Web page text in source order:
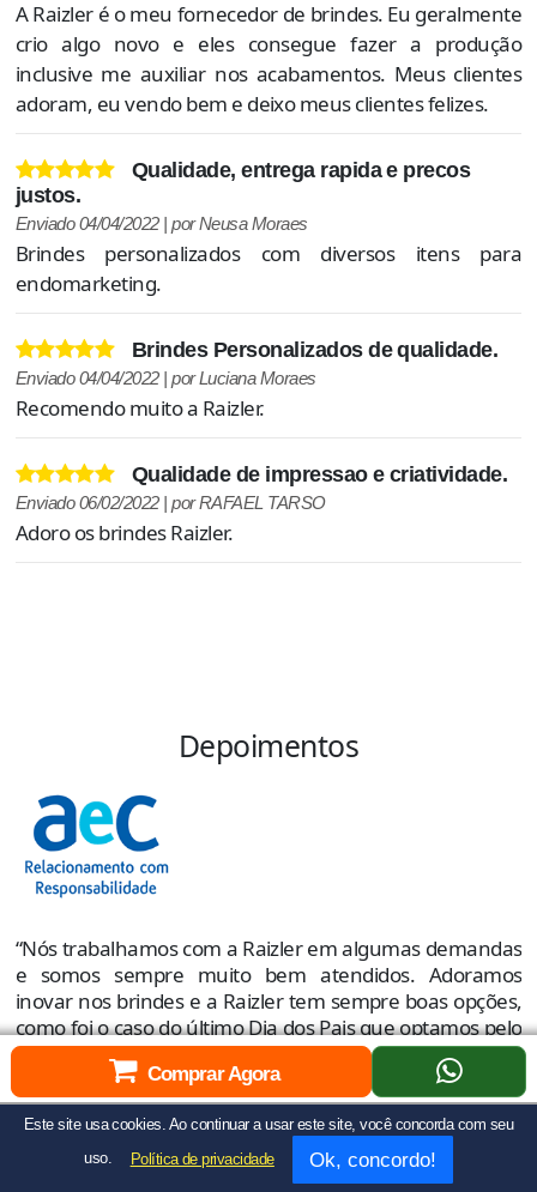
A Raizler é o meu fornecedor de brindes. Eu geralmente
crio algo novo e eles consegue fazer a produção
inclusive me auxiliar nos acabamentos. Meus clientes
adoram, eu vendo bem e deixo meus clientes felizes.
Qualidade, entrega rapida e precos
justos.
Enviado 04/04/2022 | por Neusa Moraes
Brindes personalizados com diversos itens para
endomarketing.
Brindes Personalizados de qualidade.
Enviado 04/04/2022 | por Luciana Moraes
Recomendo muito a Raizler.
Qualidade de impressao e criatividade.
Enviado 06/02/2022 | por RAFAEL TARSO
Adoro os brindes Raizler.
Depoimentos
“Nós trabalhamos com a Raizler em algumas demandas
e somos sempre muito bem atendidos. Adoramos
inovar nos brindes e a Raizler tem sempre boas opções,
como foi o caso do último Dia dos Pais que optamos pelo
porta copo com imã. Foi um sucesso e deu muita
repercussão nas redes sociais.”
Pollyanna Alonso Pires
Coordenadora de Marketing e Comunicação AeC
Comprar Agora
Este site usa cookies. Ao continuar a usar este site, você concorda com seu
uso.
Política de privacidade Ok, concordo!